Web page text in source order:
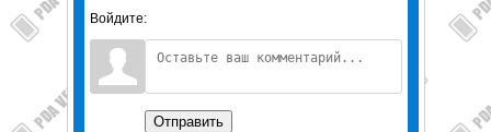
Войдите:
Отправить